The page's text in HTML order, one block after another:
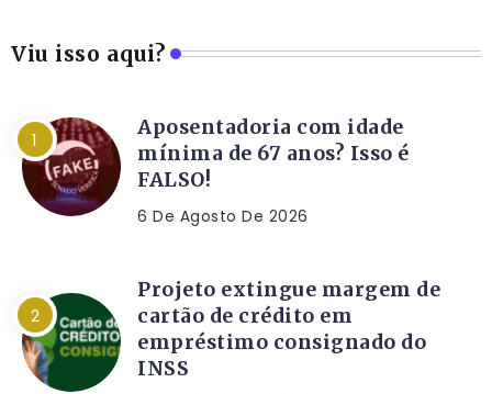
Viu isso aqui?
Aposentadoria com idade
mínima de 67 anos? Isso é
FALSO!
6 De Agosto De 2026
Projeto extingue margem de
cartão de crédito em
empréstimo consignado do
INSS